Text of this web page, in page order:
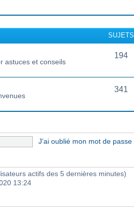
SUJETS
astuces et conseils
194
341
J’ai oublié mon mot de passe
actifs des 5 dernières minutes)
13:24